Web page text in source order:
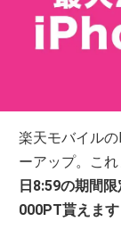
楽天モバイル
ーアップ。こ
日8:59の期間
000PT貰えます